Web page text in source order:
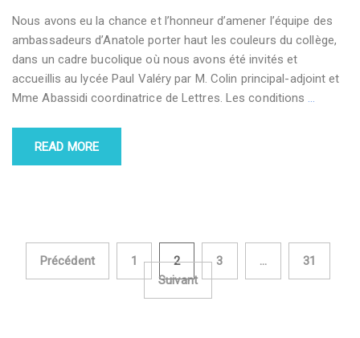
Nous avons eu la chance et l’honneur d’amener l’équipe des
ambassadeurs d’Anatole porter haut les couleurs du collège,
dans un cadre bucolique où nous avons été invités et
accueillis au lycée Paul Valéry par M. Colin principal-adjoint et
Mme Abassidi coordinatrice de Lettres. Les conditions …
READ MORE
Pagination des
Précédent 1 2 3 …
31
Suivant